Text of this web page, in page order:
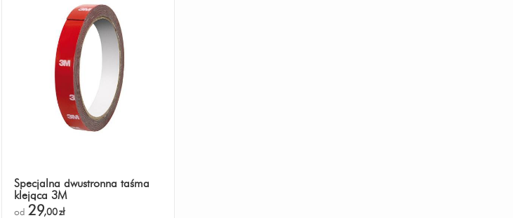
Specjalna dwustronna taśma
klejąca 3M
od 29,00zł